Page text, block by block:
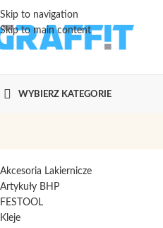
Skip to navigation
Skip to main content
WYBIERZ KATEGORIE
Akcesoria Lakiernicze
Artykuły BHP
FESTOOL
Kleje